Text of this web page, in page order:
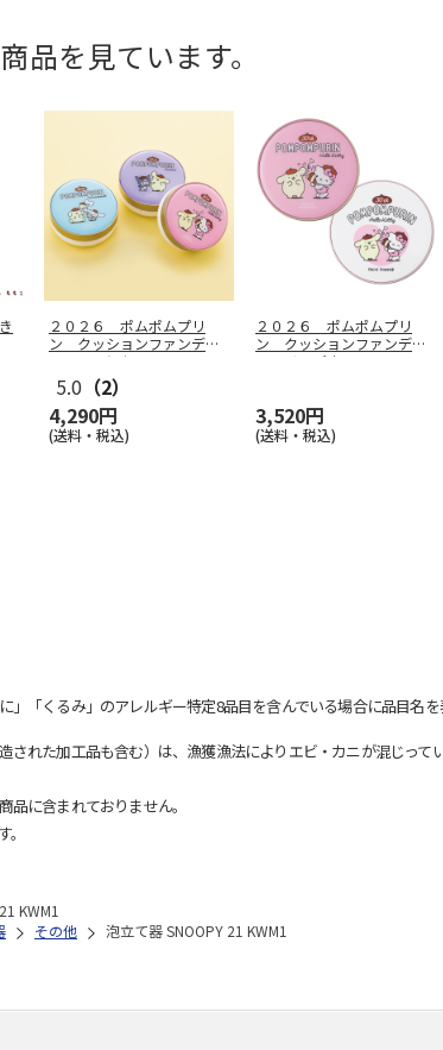
品を見ています。
２０２６ ポムポムプリ
ン クッションファンデー
ション３個セ
5.0 （2）
4,290円
(送料・税込)
２０２６ ポムポムプリ
ン クッションファンデ＆
フェイスパウ
3,520円
(送料・税込)
「くるみ」のアレルギー特定8品目を含んでいる場合に品目名を
れた加工品も含む）は、漁獲漁法によりエビ・カニが混じっ
に含まれておりません。
KWM1
その他 泡立て器 SNOOPY 21 KWM1